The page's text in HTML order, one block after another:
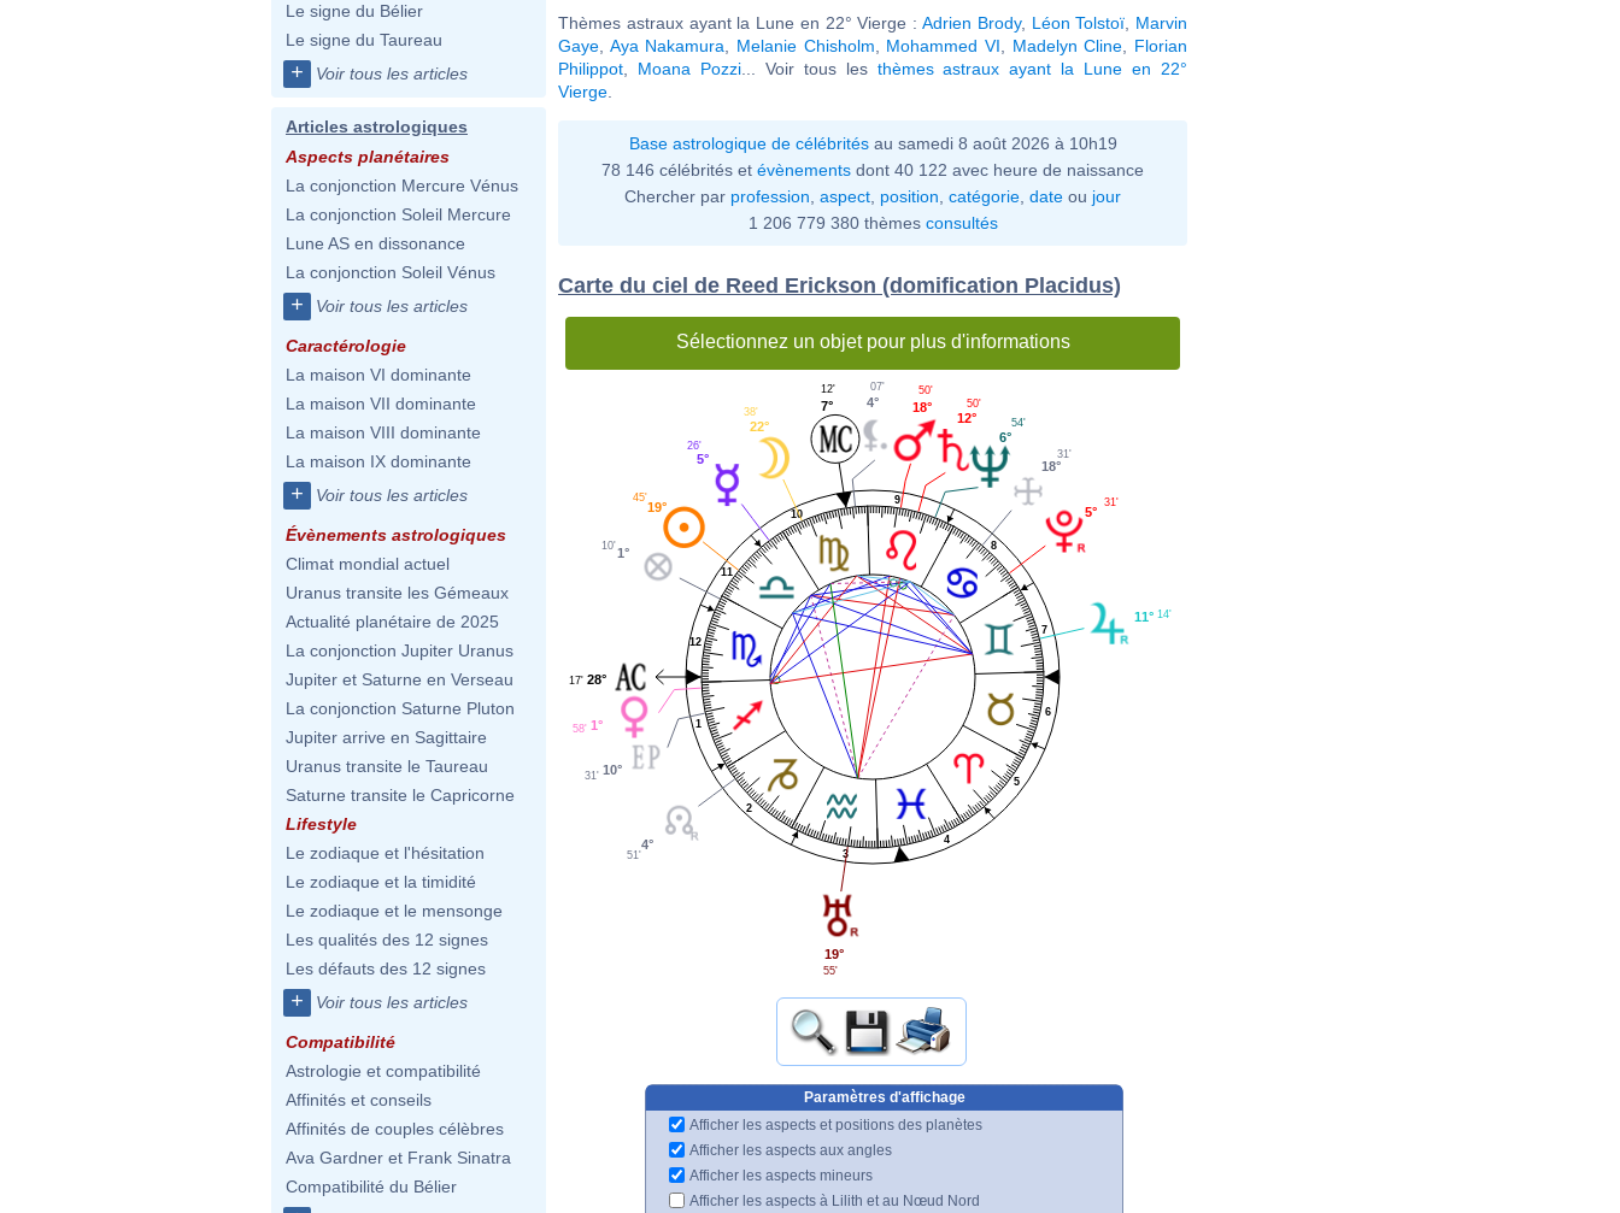
Le signe du Bélier
Le signe du Taureau
+ Voir tous les articles
Articles astrologiques
Aspects planétaires
La conjonction Mercure Vénus
La conjonction Soleil Mercure
Lune AS en dissonance
La conjonction Soleil Vénus
+ Voir tous les articles
Caractérologie
La maison VI dominante
La maison VII dominante
La maison VIII dominante
La maison IX dominante
+ Voir tous les articles
Évènements astrologiques
Climat mondial actuel
Uranus transite les Gémeaux
Actualité planétaire de 2025
La conjonction Jupiter Uranus
Jupiter et Saturne en Verseau
La conjonction Saturne Pluton
Jupiter arrive en Sagittaire
Uranus transite le Taureau
Saturne transite le Capricorne
Lifestyle
Le zodiaque et l'hésitation
Le zodiaque et la timidité
Le zodiaque et le mensonge
Les qualités des 12 signes
Les défauts des 12 signes
+ Voir tous les articles
Compatibilité
Astrologie et compatibilité
Affinités et conseils
Affinités de couples célèbres
Ava Gardner et Frank Sinatra
Compatibilité du Bélier
Thèmes astraux ayant la Lune en 22° Vierge : Adrien Brody, Léon Tolstoï
Marvin
Gaye Aya Nakamura Melanie Chisholm Mohammed VI Madelyn Cline
Florian
Philippot
Moana Pozzi... Voir tous les thèmes astraux ayant la Lune en 22°
Vierge
Base astrologique de célébritésau samedi 8 août 2026 à 10h19
78 146 célébrités et évènements dont 40 122 avec heure de naissance
Chercher par profession aspect position catégorie date ou jour
1 206 779 380 thèmes consultés
Carte du ciel de Reed Erickson (domification Placidus)
Sélectionnez un objet pour plus d'informations
1
2
3
4
5
6
7
8
9
10
11
12
11° 14'
5°
31'
18°
31'
6°
54'
12°
50'
18°
50'
4°
07'
7°
12'
22°
38'
5°
26'
19°
45'
1°
10'
28°
17'
1°
58'
10°
31'
4°
51'
19°
55'
Paramètres d'affichage
Afficher les aspects et positions des planètes
Afficher les aspects aux angles
Afficher les aspects mineurs
Afficher les aspects à Lilith et au Nœud Nord